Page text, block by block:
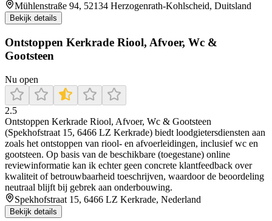
Mühlenstraße 94, 52134 Herzogenrath-Kohlscheid, Duitsland
Bekijk details
Ontstoppen Kerkrade Riool, Afvoer, Wc &
Gootsteen
Nu open
2.5
Ontstoppen Kerkrade Riool, Afvoer, Wc & Gootsteen
(Spekhofstraat 15, 6466 LZ Kerkrade) biedt loodgietersdiensten aan
zoals het ontstoppen van riool- en afvoerleidingen, inclusief wc en
gootsteen. Op basis van de beschikbare (toegestane) online
reviewinformatie kan ik echter geen concrete klantfeedback over
kwaliteit of betrouwbaarheid toeschrijven, waardoor de beoordeling
neutraal blijft bij gebrek aan onderbouwing.
Spekhofstraat 15, 6466 LZ Kerkrade, Nederland
Bekijk details